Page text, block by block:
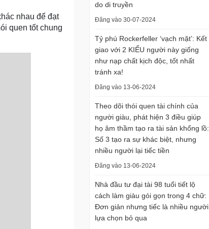
nhau để đạt
quen tốt chung
do di truyền
Đăng vào 30-07-2024
Tỷ phú Rockerfeller ‘vạch mặt’: Kết
giao với 2 KIỂU người này giống
như nạp chất kịch độc, tốt nhất
tránh xa!
Đăng vào 13-06-2024
Theo dõi thói quen tài chính của
người giàu, phát hiện 3 điều giúp
họ âm thầm tạo ra tài sản khổng lồ:
Số 3 tạo ra sự khác biệt, nhưng
nhiều người lại tiếc tiền
Đăng vào 13-06-2024
Nhà đầu tư đại tài 98 tuổi tiết lộ
cách làm giàu gói gọn trong 4 chữ:
Đơn giản nhưng tiếc là nhiều người
lựa chọn bỏ qua